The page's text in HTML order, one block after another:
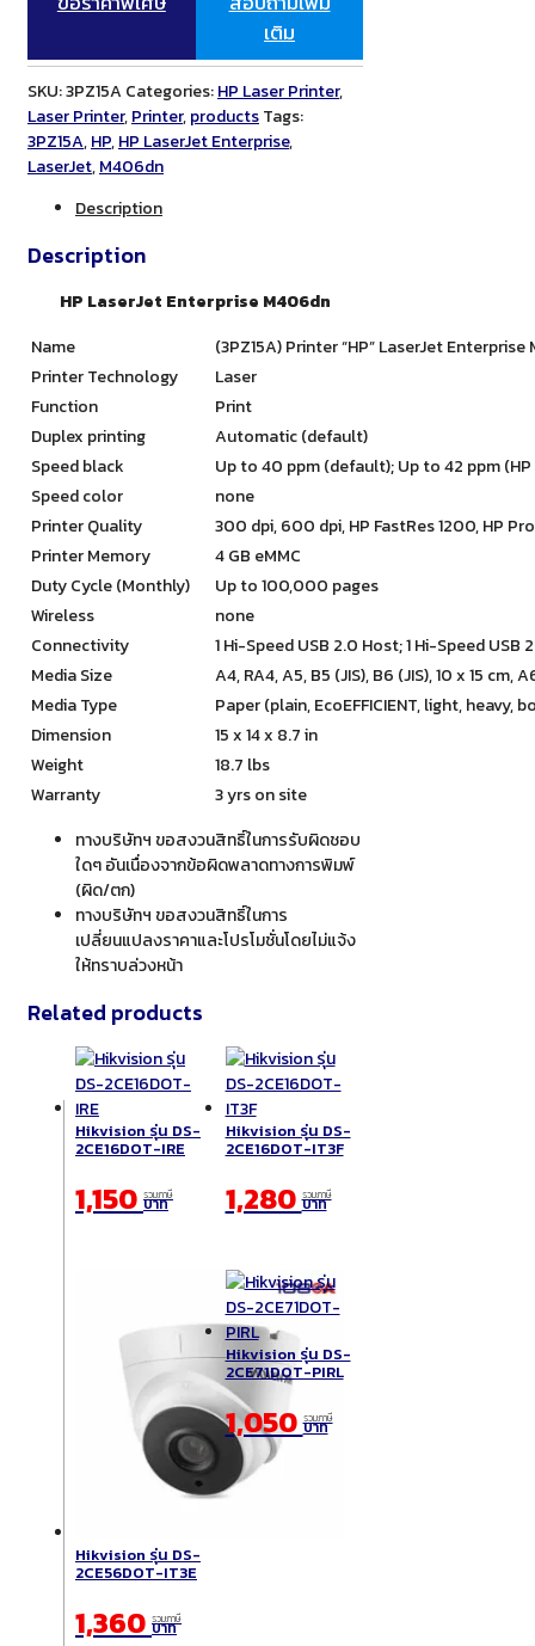
เติม
SKU:3PZ15A Categories:HP Laser Printer,
Laser Printer,Printer,productsTags:
3PZ15A,HP,HP LaserJet Enterprise,
LaserJet,M406dn
Description
Description
HP LaserJet Enterprise M406dn
Name
(3PZ15A) Printer “HP” LaserJet
Printer Technology
Laser
Function
Print
Duplex printing
Automatic (default)
Speed black
Up to 40 ppm (default); Up to 42 ppm
Speed color
none
Printer Quality
300 dpi, 600 dpi, HP FastRes 1200, HP
Printer Memory
4 GB eMMC
Duty Cycle (Monthly)
Up to 100,000 pages
Wireless
none
Connectivity
1 Hi-Speed USB 2.0 Host; 1 Hi-Speed
Media Size
A4, RA4, A5, B5 (JIS), B6 (JIS), 10 x 15 cm,
Media Type
Paper (plain, EcoEFFICIENT, light,
Dimension
15 x 14 x 8.7 in
Weight
18.7 lbs
Warranty
3 yrs on site
ทางบริษัทฯ ขอสงวนสิทธิ์ในการรับผิดชอบ
ใดๆ อันเนื่องจากข้อผิดพลาดทางการพิมพ์
(ผิด/ตก)
ทางบริษัทฯ ขอสงวนสิทธิ์ในการ
เปลี่ยนแปลงราคาและโปรโมชั่นโดยไม่แจ้ง
ให้ทราบล่วงหน้า
Related products
Hikvision รุ่น DS-
2CE16DOT-IRE
1,150 รวมภาษี
บาท
Hikvision รุ่น DS-
2CE16DOT-IT3F
1,280รวมภาษี
บาท
Hikvision รุ่น DS-
2CE56DOT-IT3E
1,360 รวมภาษี
บาท
Hikvision รุ่น DS-
2CE71DOT-PIRL
1,050รวมภาษี
บาท